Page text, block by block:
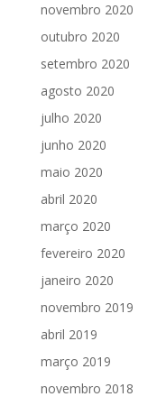
novembro 2020
outubro 2020
setembro 2020
agosto 2020
julho 2020
junho 2020
maio 2020
abril 2020
março 2020
fevereiro 2020
janeiro 2020
novembro 2019
abril 2019
março 2019
novembro 2018